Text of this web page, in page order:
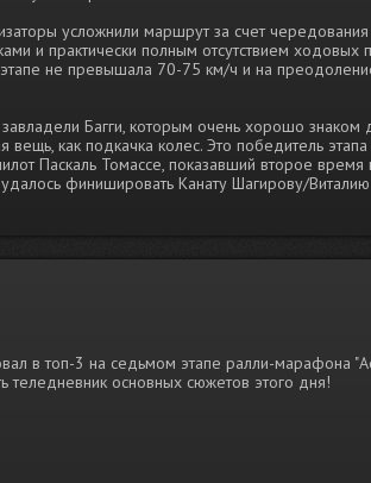
усложнили маршрут за счет чередования
и практически полным отсутствием ходовых
этапе не превышала 70-75 км/ч и на
Багги, которым очень хорошо знаком
вещь, как подкачка колес. Это победитель
Паскаль Томассе, показавший второе время
финишировать Канату Шагирову/Виталию
в топ-3 на седьмом этапе ралли-марафона
теледневник основных сюжетов этого дня!